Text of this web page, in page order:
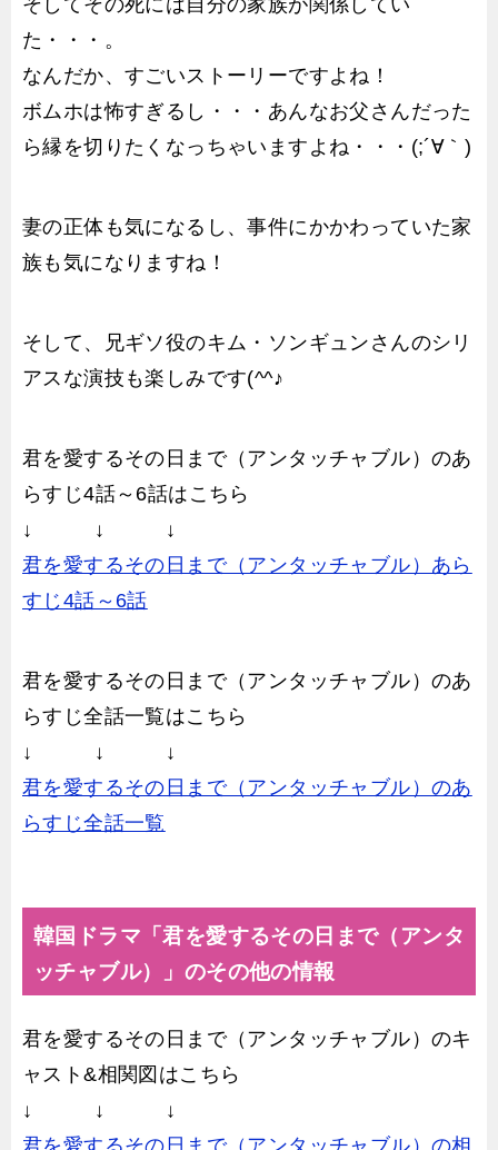
そしてその死には自分の家族が関係してい
た・・・。
なんだか、すごいストーリーですよね！
ボムホは怖すぎるし・・・あんなお父さんだった
ら縁を切りたくなっちゃいますよね・・・(;´∀｀)
妻の正体も気になるし、事件にかかわっていた家
族も気になりますね！
そして、兄ギソ役のキム・ソンギュンさんのシリ
アスな演技も楽しみです(^^♪
君を愛するその日まで（アンタッチャブル）のあ
らすじ4話～6話はこちら
↓ ↓ ↓
君を愛するその日まで（アンタッチャブル）あら
すじ4話～6話
君を愛するその日まで（アンタッチャブル）のあ
らすじ全話一覧はこちら
↓ ↓ ↓
君を愛するその日まで（アンタッチャブル）のあ
らすじ全話一覧
韓国ドラマ「君を愛するその日まで（アンタ
ッチャブル）」のその他の情報
君を愛するその日まで（アンタッチャブル）のキ
ャスト&相関図はこちら
↓ ↓ ↓
君を愛するその日まで（アンタッチャブル）の相